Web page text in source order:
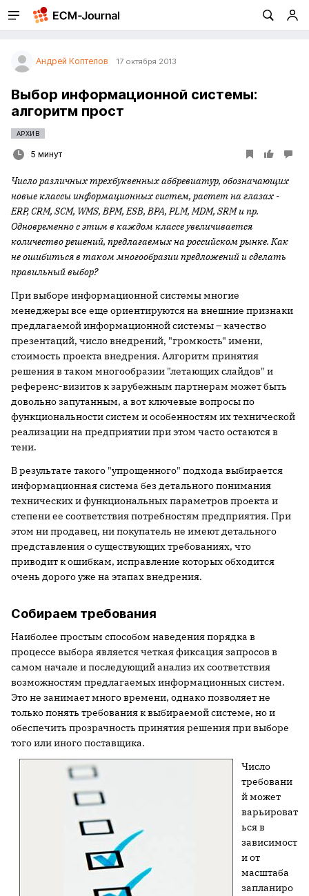
Андрей Коптелов 17 октября 2013
Выбор информационной системы:
алгоритм прост
АРХИВ
5 минут
Число различных трехбуквенных аббревиатур, обозначающих
новые классы информационных систем, растет на глазах -
ERP, CRM, SCM, WMS, BPM, ESB, BPA, PLM, MDM, SRM и пр.
Одновременно с этим в каждом классе увеличивается
количество решений, предлагаемых на российском рынке. Как
не ошибиться в таком многообразии предложений и сделать
правильный выбор?
При выборе информационной системы многие
менеджеры все еще ориентируются на внешние признаки
предлагаемой информационной системы – качество
презентаций, число внедрений, "громкость" имени,
стоимость проекта внедрения. Алгоритм принятия
решения в таком многообразии "летающих слайдов" и
референс-визитов к зарубежным партнерам может быть
довольно запутанным, а вот ключевые вопросы по
функциональности систем и особенностям их технической
реализации на предприятии при этом часто остаются в
тени.
В результате такого "упрощенного" подхода выбирается
информационная система без детального понимания
технических и функциональных параметров проекта и
степени ее соответствия потребностям предприятия. При
этом ни продавец, ни покупатель не имеют детального
представления о существующих требованиях, что
приводит к ошибкам, исправление которых обходится
очень дорого уже на этапах внедрения.
Собираем требования
Наиболее простым способом наведения порядка в
процессе выбора является четкая фиксация запросов в
самом начале и последующий анализ их соответствия
возможностям предлагаемых информационных систем.
Это не занимает много времени, однако позволяет не
только понять требования к выбираемой системе, но и
обеспечить прозрачность принятия решения при выборе
того или иного поставщика.
Число
требовани
й может
варьироват
ься в
зависимост
и от
масштаба
запланиро